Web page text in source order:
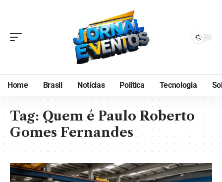
Home Brasil Notícias Política Tecnologia
Tag:Quem é Paulo Roberto
Gomes Fernandes